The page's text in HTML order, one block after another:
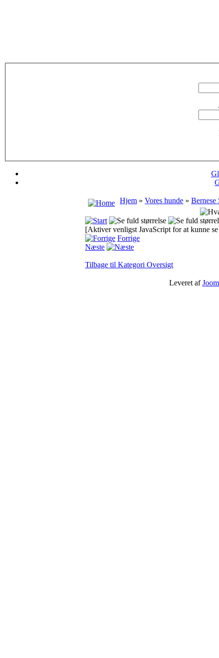
Hjem » Vores hunde » Bernese
[Aktiver venligst JavaScript for at kunne
Forrige
Næste
Tilbage til Kategori Oversigt
Leveret af